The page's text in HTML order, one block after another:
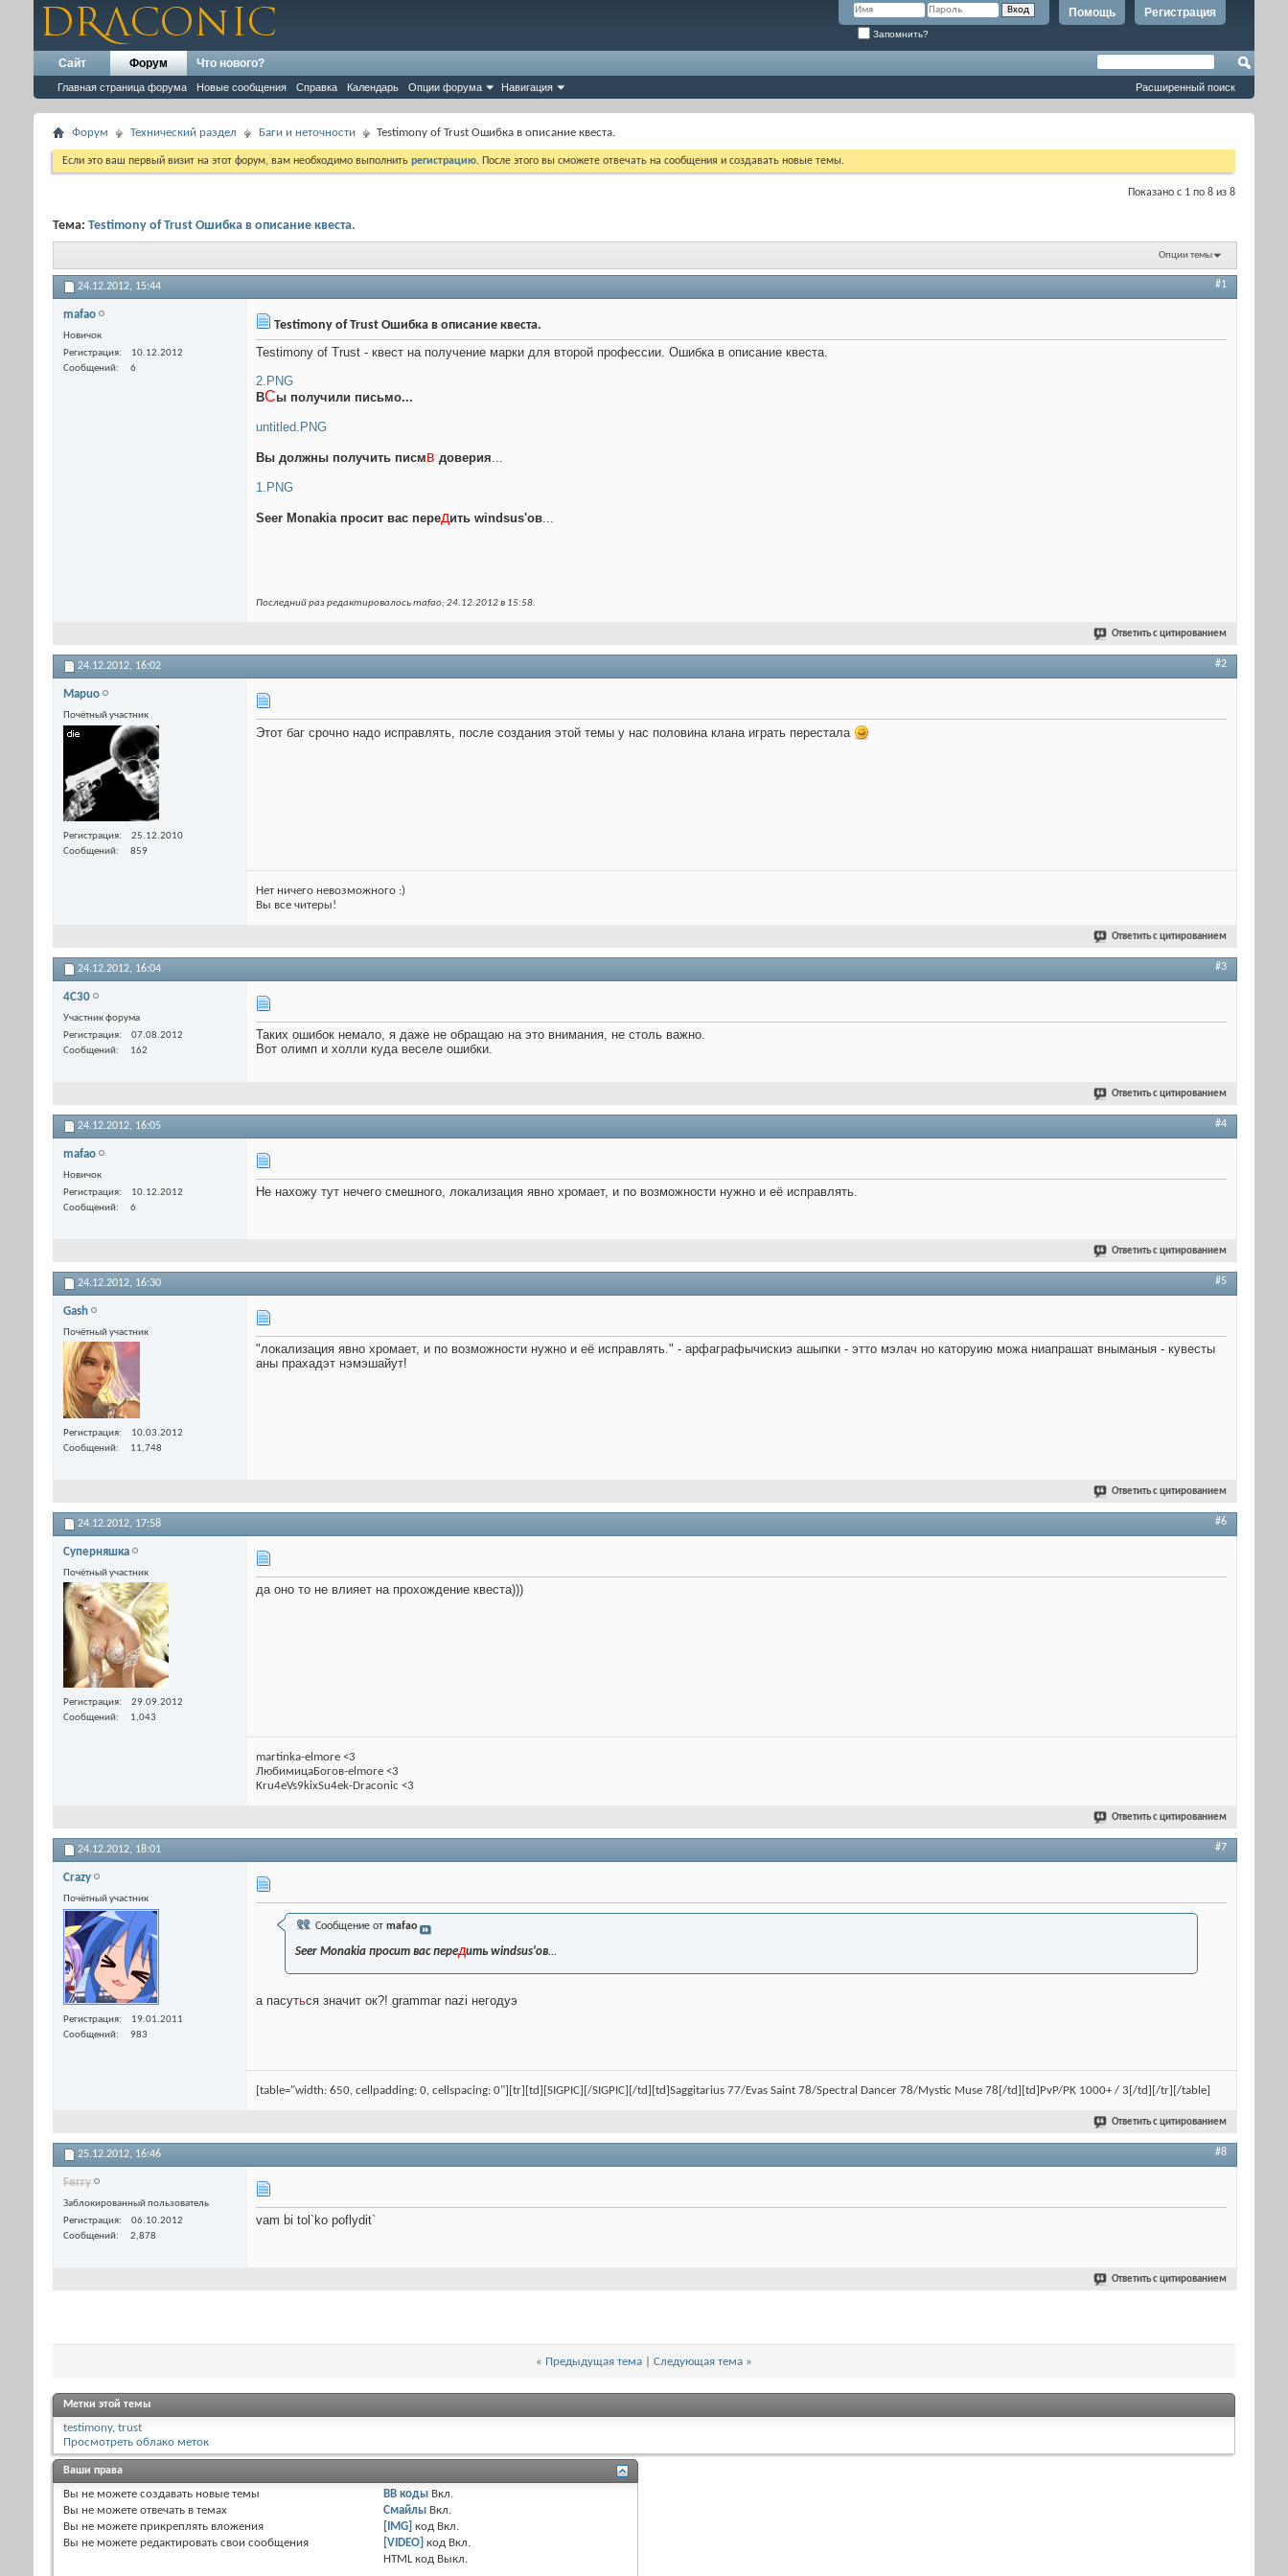
Регистрация
Помощь
Запомнить?
Сайт Форум
Главная страница форума Новые сообщения Справка Календарь Опции форума Навигация
Что нового?
Расширенный поиск
Форум Технический раздел Баги и неточности Testimony of Trust Ошибка в описание квеста.
Если это ваш первый визит на этот форум, вам необходимо выполнить регистрацию. После этого вы сможете отвечать на сообщения и создавать новые темы.
Показано с 1 по 8 из 8
Тема: Testimony of Trust Ошибка в описание квеста.
Опции темы
24.12.2012, 15:44 #1
mafao
Новичок
Регистрация
10.12.2012
Сообщений
6
Testimony of Trust Ошибка в описание квеста.
Testimony of Trust - квест на получение марки для второй профессии. Ошибка в описание квеста.
2.PNG
ВСы получили письмо...
untitled.PNG
Вы должны получить писмв доверия...
1.PNG
Seer Monakia просит вас передить windsus'ов...
Последний раз редактировалось mafao; 24.12.2012 в 15:58.
Ответить с цитированием
24.12.2012, 16:02 #2
Mapuo
Почётный участник
Регистрация
25.12.2010
Сообщений
859
Этот баг срочно надо исправлять, после создания этой темы у нас половина клана играть перестала
Нет ничего невозможного :)
Вы все читеры!
Ответить с цитированием
24.12.2012, 16:04 #3
4C30
Участник форума
Регистрация
07.08.2012
Сообщений
162
Таких ошибок немало, я даже не обращаю на это внимания, не столь важно.
Вот олимп и холли куда веселе ошибки.
Ответить с цитированием
24.12.2012, 16:05 #4
mafao
Новичок
Регистрация
10.12.2012
Сообщений
6
Не нахожу тут нечего смешного, локализация явно хромает, и по возможности нужно и её исправлять.
Ответить с цитированием
24.12.2012, 16:30 #5
Gash
Почётный участник
Регистрация
10.03.2012
Сообщений
11,748
"локализация явно хромает, и по возможности нужно и её исправлять." - арфаграфычискиэ ашыпки - этто мэлач но каторуию можа ниапрашат вныманыя - кувесты
аны прахадэт нэмэшайут!
Ответить с цитированием
24.12.2012, 17:58 #6
Суперняшка
Почётный участник
Регистрация
29.09.2012
Сообщений
1,043
да оно то не влияет на прохождение квеста)))
martinka-elmore <3
ЛюбимицаБогов-elmore <3
Kru4eVs9kixSu4ek-Draconic <3
Ответить с цитированием
24.12.2012, 18:01 #7
Crazy
Почётный участник
Регистрация
19.01.2011
Сообщений
983
Сообщение от mafao
Seer Monakia просит вас передить windsus'ов...
а пасуться значит ок?! grammar nazi негодуэ
[table="width: 650, cellpadding: 0, cellspacing: 0"][tr][td][SIGPIC][/SIGPIC][/td][td]Saggitarius 77/Evas Saint 78/Spectral Dancer 78/Mystic Muse 78[/td][td]PvP/PK 1000+ / 3[/td][/tr][/table]
Ответить с цитированием
25.12.2012, 16:46 #8
Ferry
Заблокированный пользователь
Регистрация
06.10.2012
Сообщений
2,878
vam bi tol`ko poflydit`
Ответить с цитированием
« Предыдущая тема Следующая тема »
Метки этой темы
testimony, trust
Просмотреть облако меток
Ваши права
Вы не можете создавать новые темы
Вы не можете отвечать в темах
Вы не можете прикреплять вложения
Вы не можете редактировать свои сообщения
BB коды Вкл.
Смайлы Вкл.
[IMG] код Вкл.
[VIDEO] код Вкл.
HTML код Выкл.